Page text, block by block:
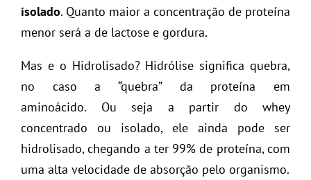
isolado. Quanto maior a concentração de proteína
menor será a de lactose e gordura.
Mas e o Hidrolisado? Hidrólise significa quebra,
no caso a “quebra” da proteína em
aminoácido. Ou seja a partir do whey
concentrado ou isolado, ele ainda pode ser
hidrolisado, chegando a ter 99% de proteína, com
uma alta velocidade de absorção pelo organismo.